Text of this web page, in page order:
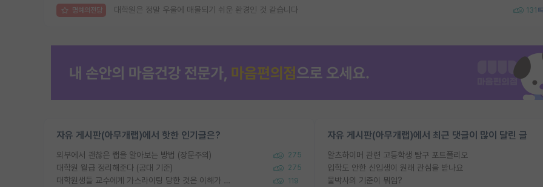
명예의전당 대학원은 정말 우울에 매몰되기 쉬운 환경인 것 같습니다 131
자유 게시판(아무개랩)에서 핫한 인기글은?
외부에서 괜찮은 랩을 알아보는 방법 (장문주의) 275
대학원 월급 정리해준다 (공대 기준) 275
대학원생들 교수에게 가스라이팅 당한 것은 이해가 갑니다. 안타깝네요. 119
자유 게시판(아무개랩)에서 최근 댓글이 많이 달린 글
알츠하이머 관련 고등학생 탐구 포트폴리오
입학도 안한 신입생이 원래 관심을 받나요
물박사의 기준이 뭐임?